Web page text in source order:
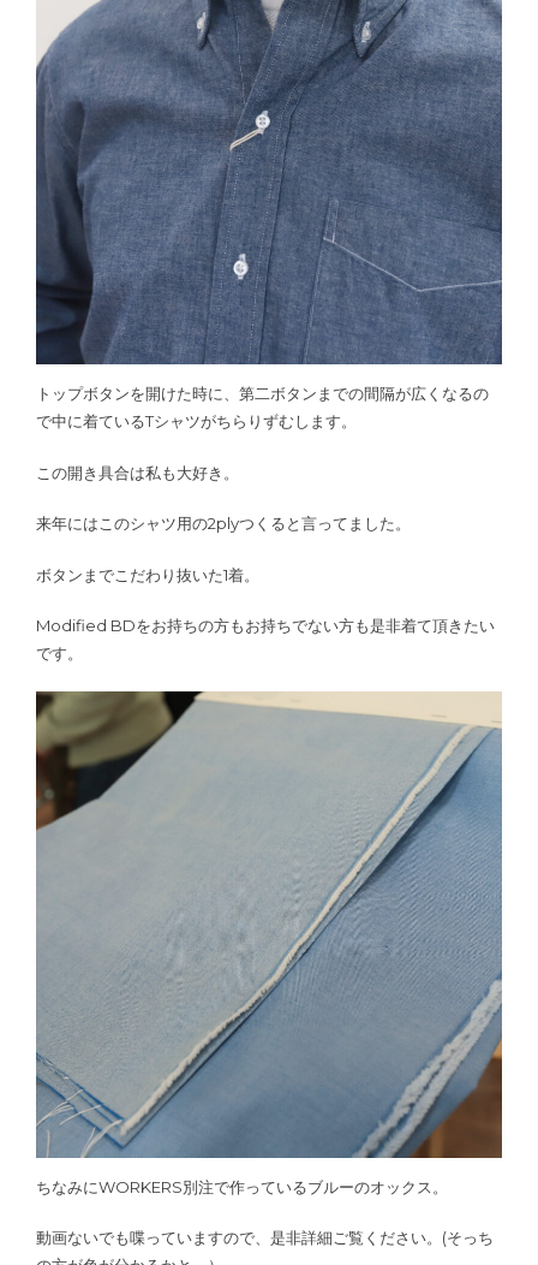
トップボタンを開けた時に、第二ボタンまでの間隔が広くなるの
で中に着ているTシャツがちらりずむします。
この開き具合は私も大好き。
来年にはこのシャツ用の2plyつくると言ってました。
ボタンまでこだわり抜いた1着。
Modified BDをお持ちの方もお持ちでない方も是非着て頂きたい
です。
ちなみにWORKERS別注で作っているブルーのオックス。
動画ないでも喋っていますので、是非詳細ご覧ください。(そっち